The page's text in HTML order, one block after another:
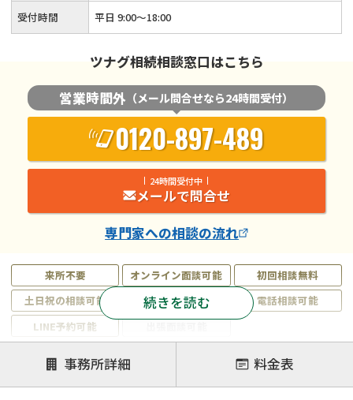
来所不要 オンライン面談可能
初回相談無料
土日祝の相談可能
19時以降電話可能
電話相談可能
LINE予約可能
注力案件
遺言書作成・遺言執行
相続放棄
相続登記
続きを読む
受付時間 平日 9:00～18:00
ツナグ相続相談窓口はこちら
営業時間外 （メール問合せなら24時間受付）
0120-897-489
24時間受付中
メールで問合せ
専門家への相談の流れ
事務所詳細 料金表